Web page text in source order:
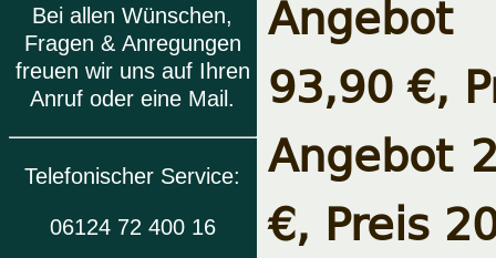
Bei allen Wünschen,
Fragen & Anregungen
freuen wir uns auf Ihren
Anruf oder eine Mail.
Telefonischer Service:
06124 72 400 16
93,90 €,
Angebot
€, Preis